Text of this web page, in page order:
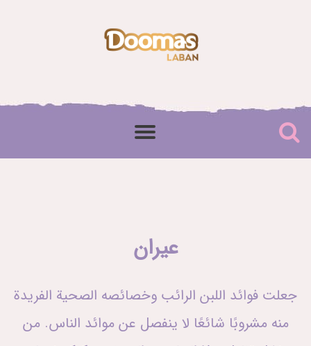
عيران
جعلت فوائد اللبن الرائب وخصائصه الصحية الفريدة
منه مشروبًا شائعًا لا ينفصل عن موائد الناس. من